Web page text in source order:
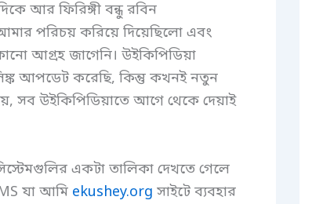
আর ফিরিঙ্গী বন্ধু রবিন
পরিচয় করিয়ে দিয়েছিলো এবং
আগ্রহ জাগেনি। উইকিপিডিয়া
আপডেট করেছি, কিন্তু কখনই নতুন
সব উইকিপিডিয়াতে আগে থেকে দেয়াই
একটা তালিকা দেখতে গেলে
যা আমি ekushey.org সাইটে ব্যবহার